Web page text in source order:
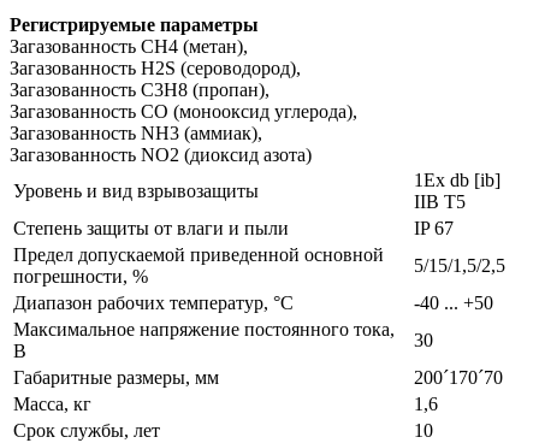
Регистрируемые параметры
Загазованность СH4 (метан),
Загазованность H2S (сероводород),
Загазованность C3H8 (пропан),
Загазованность CO (монооксид углерода),
Загазованность NH3 (аммиак),
Загазованность NO2 (диоксид азота)
Уровень и вид взрывозащиты
1Еx db [ib]
IIB Т5
Степень защиты от влаги и пыли
IP 67
Предел допускаемой приведенной основной
погрешности, %
5/15/1,5/2,5
Диапазон рабочих температур, °С
-40 ... +50
Максимальное напряжение постоянного тока,
В
30
Габаритные размеры, мм
200´170´70
Масса, кг
1,6
Срок службы, лет
10